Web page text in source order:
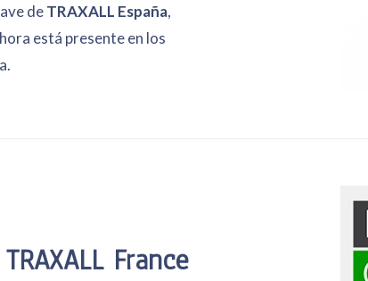
deTRAXALL España,
está presente en los
France